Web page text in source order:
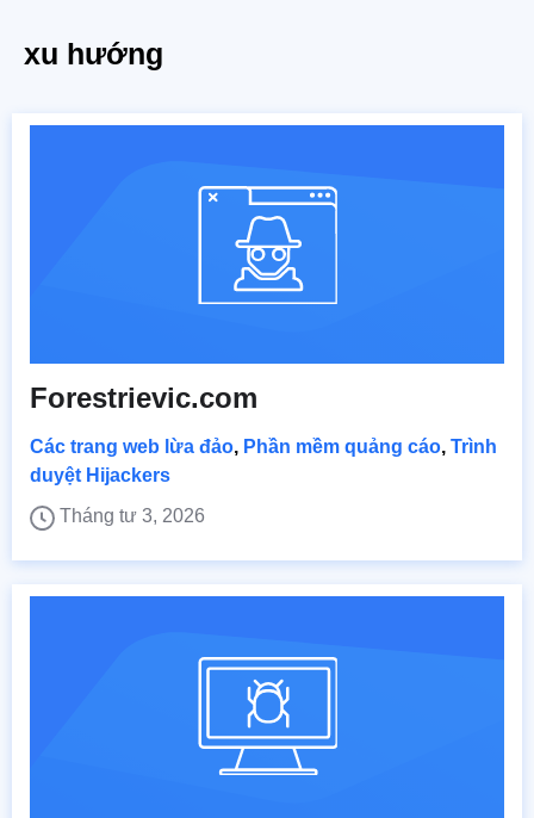
xu hướng
Forestrievic.com
Các trang web lừa đảo, Phần mềm quảng cáo, Trình
duyệt Hijackers
Tháng tư 3, 2026